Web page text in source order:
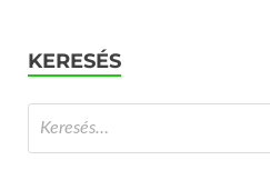
KERESÉS